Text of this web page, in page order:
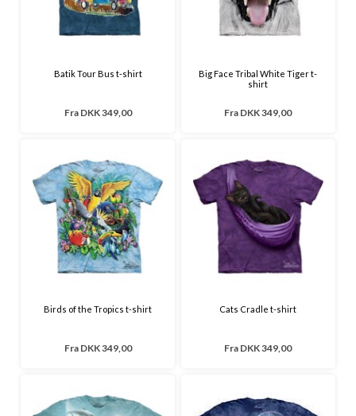
Batik Tour Bus t-shirt
Fra DKK 349,00
Big Face Tribal White Tiger t-
shirt
Fra DKK 349,00
Birds of the Tropics t-shirt
Fra DKK 349,00
Cats Cradle t-shirt
Fra DKK 349,00